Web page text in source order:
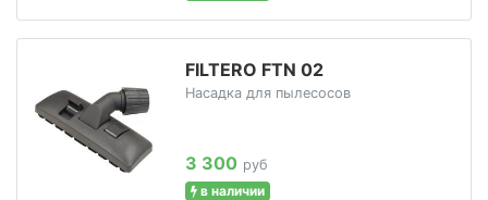
FILTERO FTN 02
Насадка для пылесосов
3 300 руб
в наличии